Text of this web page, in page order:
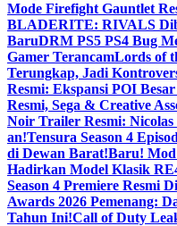
Mode Firefight Gauntlet
BLADERITE: RIVALS
BaruDRM PS5 PS4 Bug
Gamer TerancamLords of
Terungkap, Jadi
Resmi: Ekspansi POI
Resmi, Sega & Creative
Noir Trailer Resmi:
an!Tensura Season 4
di Dewan Barat!Baru! Mod
Hadirkan Model Klasik
Season 4 Premiere Resmi
Awards 2026 Pemenang:
Tahun Ini!Call of Duty